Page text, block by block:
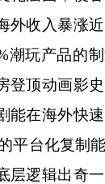
外收入暴涨
潮玩产品的
登顶动画影
能在海外快
平台化复制
层逻辑出奇